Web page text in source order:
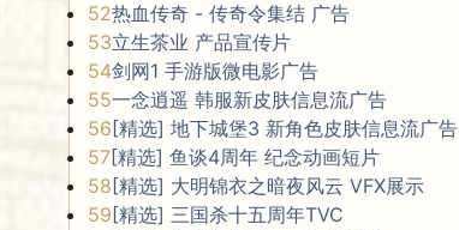
52热血传奇 - 传奇令集结 广告
53立生茶业 产品宣传片
54剑网1 手游版微电影广告
55一念逍遥 韩服新皮肤信息流广告
56 [精选] 地下城堡3 新角色皮肤信息流广告
57[精选] 鱼谈4周年 纪念动画短片
58 [精选] 大明锦衣之暗夜风云 VFX展示
59 [精选] 三国杀十五周年TVC